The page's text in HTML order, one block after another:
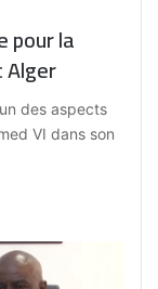
pour la
des aspects
VI dans son